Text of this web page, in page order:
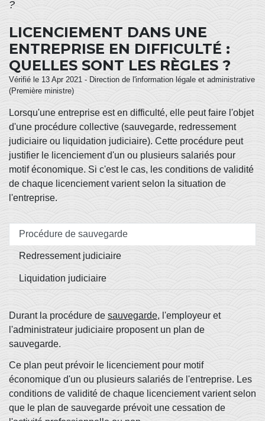
?
LICENCIEMENT DANS UNE
ENTREPRISE EN DIFFICULTÉ :
QUELLES SONT LES RÈGLES ?
Vérifié le 13 Apr 2021 - Direction de l'information légale et administrative
(Première ministre)
Lorsqu'une entreprise est en difficulté, elle peut faire l'objet
d'une procédure collective (sauvegarde, redressement
judiciaire ou liquidation judiciaire). Cette procédure peut
justifier le licenciement d'un ou plusieurs salariés pour
motif économique. Si c'est le cas, les conditions de validité
de chaque licenciement varient selon la situation de
l'entreprise.
Procédure de sauvegarde
Redressement judiciaire
Liquidation judiciaire
Durant la procédure de sauvegarde, l'employeur et
l'administrateur judiciaire proposent un plan de
sauvegarde.
Ce plan peut prévoir le licenciement pour motif
économique d'un ou plusieurs salariés de l'entreprise. Les
conditions de validité de chaque licenciement varient selon
que le plan de sauvegarde prévoit une cessation de